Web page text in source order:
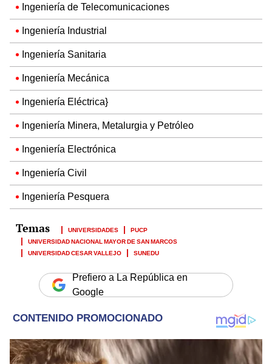
Ingeniería de Telecomunicaciones
Ingeniería Industrial
Ingeniería Sanitaria
Ingeniería Mecánica
Ingeniería Eléctrica}
Ingeniería Minera, Metalurgia y Petróleo
Ingeniería Electrónica
Ingeniería Civil
Ingeniería Pesquera
UNIVERSIDADES
PUCP
UNIVERSIDAD NACIONAL MAYOR DE SAN MARCOS
UNIVERSIDAD CESAR VALLEJO
SUNEDU
Prefiero a La República en
Google